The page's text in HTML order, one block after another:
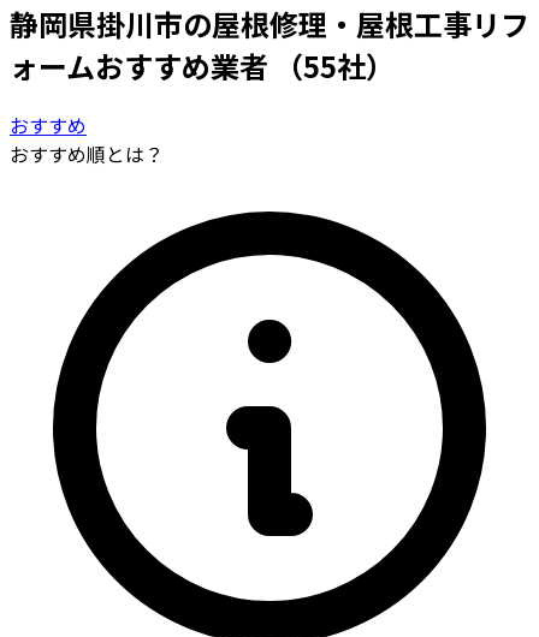
静岡県掛川市の屋根修理・屋根工事リフ
ォームおすすめ業者
（55社）
おすすめ
おすすめ順とは？